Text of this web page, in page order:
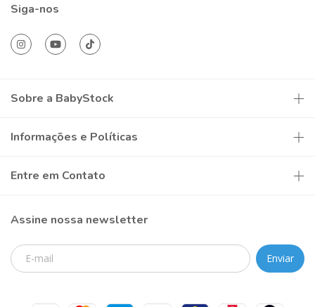
Siga-nos
Sobre a BabyStock
Informações e Políticas
Entre em Contato
Assine nossa newsletter